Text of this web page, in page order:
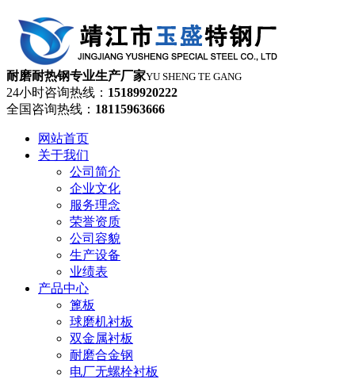
耐磨耐热钢专业生产厂家YU SHENG TE GANG
24小时咨询热线： 15189920222
全国咨询热线： 18115963666
网站首页
关于我们
公司简介
企业文化
服务理念
荣誉资质
公司容貌
生产设备
业绩表
产品中心
篦板
球磨机衬板
双金属衬板
耐磨合金钢
电厂无螺栓衬板